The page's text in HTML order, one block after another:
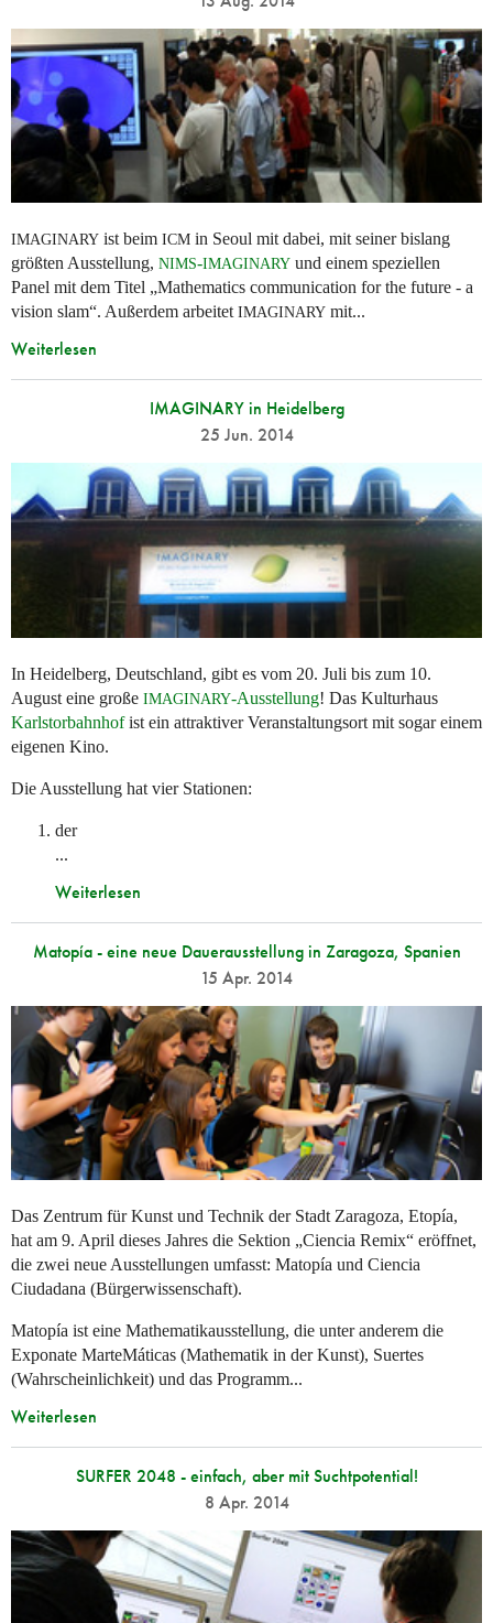
IMAGINARY ist beim ICM in Seoul mit dabei, mit seiner bislang
größten Ausstellung, NIMS-IMAGINARY und einem speziellen
Panel mit dem Titel „Mathematics communication for the future - a
vision slam“. Außerdem arbeitet IMAGINARY mit...
Weiterlesen
IMAGINARY in Heidelberg
25 Jun. 2014
In Heidelberg, Deutschland, gibt es vom 20. Juli bis zum 10.
August eine große IMAGINARY-Ausstellung! Das Kulturhaus
Karlstorbahnhofist ein attraktiver Veranstaltungsort mit sogar einem
eigenen Kino.
Die Ausstellung hat vier Stationen:
der
...
Weiterlesen
Matopía - eine neue Dauerausstellung in Zaragoza, Spanien
15 Apr. 2014
Das Zentrum für Kunst und Technik der Stadt Zaragoza, Etopía,
hat am 9. April dieses Jahres die Sektion „Ciencia Remix“ eröffnet,
die zwei neue Ausstellungen umfasst: Matopía und Ciencia
Ciudadana (Bürgerwissenschaft).
Matopía ist eine Mathematikausstellung, die unter anderem die
Exponate MarteMáticas (Mathematik in der Kunst), Suertes
(Wahrscheinlichkeit) und das Programm...
Weiterlesen
SURFER 2048 - einfach, aber mit Suchtpotential!
8 Apr. 2014